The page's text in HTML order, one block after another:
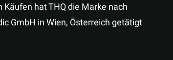
hat THQ die Marke nach
GmbH in Wien, Österreich getätigt